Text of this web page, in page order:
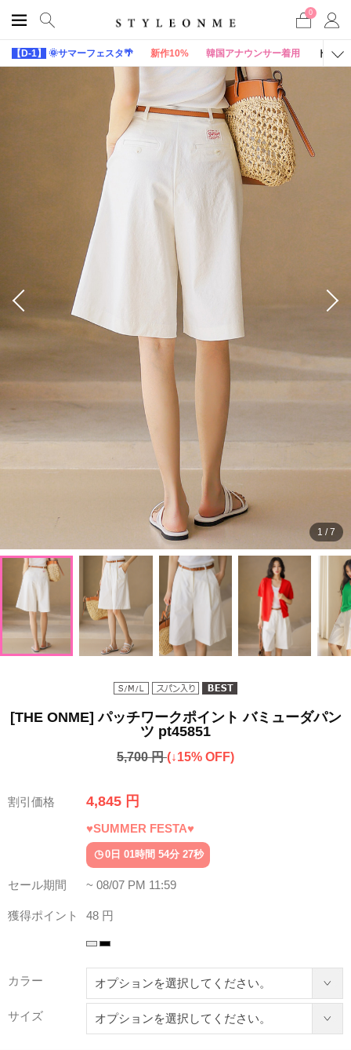
0
【D-1】 🌞サマーフェスタ🌴 新作10% 韓国アナウンサー着用 トップ
1 /7
[THE ONME] パッチワークポイント バミューダパン
ツ pt45851
5,700 円(↓15% OFF)
割引価格 4,845 円
♥SUMMER FESTA♥
0日 01時間 54分 23秒
セール期間 ~ 08/07 PM 11:59
獲得ポイント 48 円
カラー
サイズ